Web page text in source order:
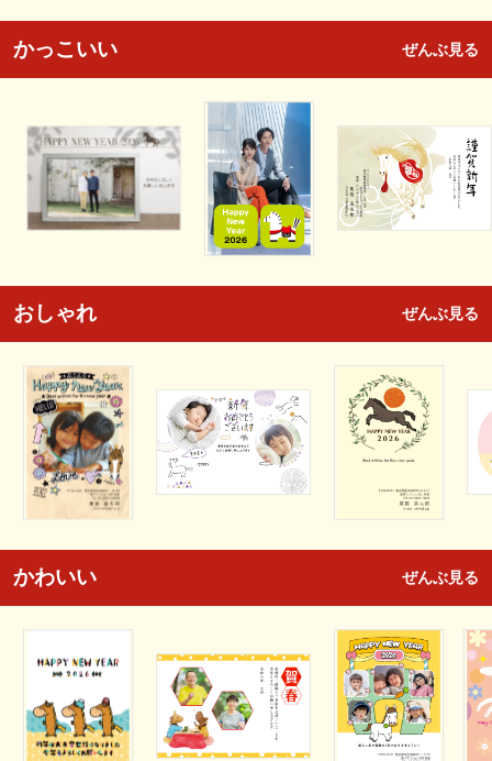
かっこいい ぜんぶ見る
おしゃれ ぜんぶ見る
かわいい ぜんぶ見る